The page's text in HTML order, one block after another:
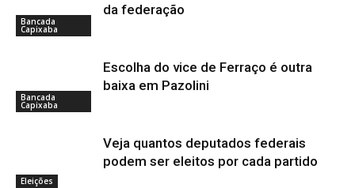
Bancada
Capixaba
da federação
Bancada
Capixaba
Escolha do vice de Ferraço é outra
baixa em Pazolini
Eleições
Veja quantos deputados federais
podem ser eleitos por cada partido